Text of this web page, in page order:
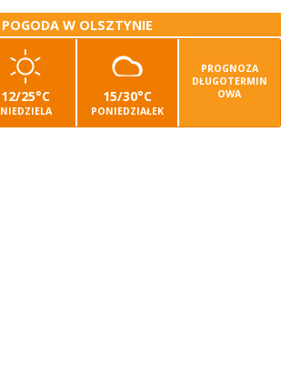
POGODA W OLSZTYNIE
12/25°C
NIEDZIELA
15/30°C
PONIEDZIAŁEK
PROGNOZA
DŁUGOTERMIN
OWA